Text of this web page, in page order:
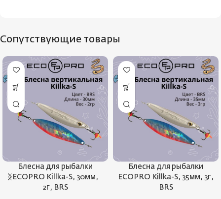
Сопутствующие товары
Блесна для рыбалки
ECOPRO Killka-S, 30мм,
2г, BRS
Блесна для рыбалки
ECOPRO Killka-S, 35мм, 3г,
BRS